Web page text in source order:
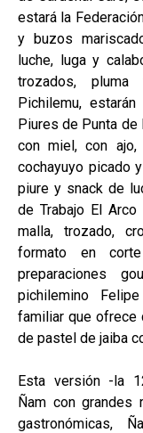
estará la
y buzos
luche, luga y
trozados,
Pichilemu,
Piures de Punta de
con miel, con
cochayuyo picado
piure y snack de
de Trabajo El
malla, trozado,
formato en
preparaciones
pichilemino
familiar que ofrece
de pastel de jaiba
Esta versión -la
Ñam con grandes
gastronómicas,